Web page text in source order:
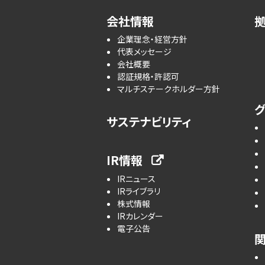
会社情報
企業理念・経営方針
代表メッセージ
会社概要
認証規格・許認可
マルチステークホルダー方針
サステナビリティ
IR情報
IRニュース
IRライブラリ
株式情報
IRカレンダー
電子公告